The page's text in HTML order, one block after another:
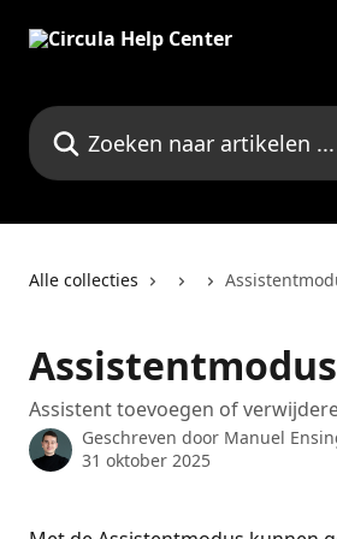
Zoeken naar artikelen ...
Alle collecties
Assistentmodus
Assistent toevoegen of
Geschreven door Manuel
31 oktober 2025